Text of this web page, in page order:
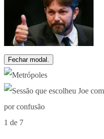
Fechar modal.
1 de 7